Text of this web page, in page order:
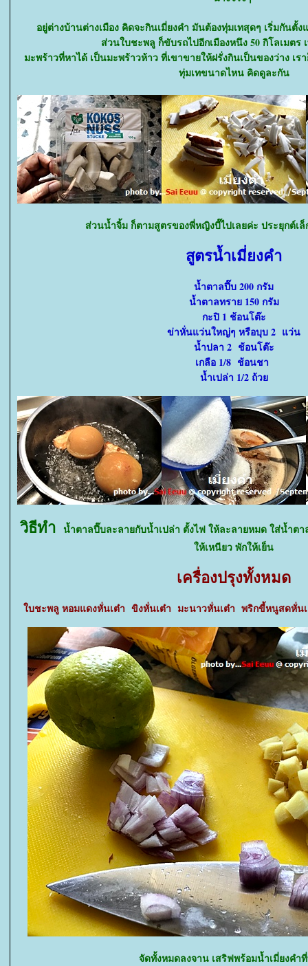
อยู่ต่างบ้านต่างเมือง คิดจะกินเมี่ยงคำ มันต้องทุ่มเทสุดๆ เริ่มกันตั้
ส่วนใบชะพลู ก็ขับรถไปอีกเมืองหนึง 50 กิโลเมตร
มะพร้าวที่หาได้ เป็นมะพร้าวห้าว ที่เขาขายให้ฝรั่งกินเป็นของว่าง เ
ทุ่มเทขนาดไหน คิดดูละกัน
ส่วนน้ำจิ้ม ก็ตามสูตรของพี่หญิงบี๊ไปเลยค่ะ ประยุกต์เล็
สูตรน้ำเมี่ยงคำ
น้ำตาลปี๊บ 200 กรัม
น้ำตาลทราย 150 กรัม
กะปิ 1 ช้อนโต๊ะ
ข่าหั่นแว่นใหญ่ๆ หรือบุบ 2 แว่น
น้ำปลา 2 ช้อนโต๊ะ
เกลือ 1/8 ช้อนชา
น้ำเปล่า 1/2 ถ้ว
วิธีทำ น้ำตาลปี๊บละลายกับน้ำเปล่า ตั้งไฟ ให้ละลายหมด ใส่น้ำตา
ห้เหนียว พักให้เย็น
เครื่องปรุงทั้งหมด
บชะพลู หอมแดงหั่นเต๋า ขิงหั่นเต๋า มะนาวหั่นเต๋า พริกขี้หนูสดหั่นเ
จัดทั้งหมดลงจาน เสริฟพร้อมน้ำเมี่ยงคำ